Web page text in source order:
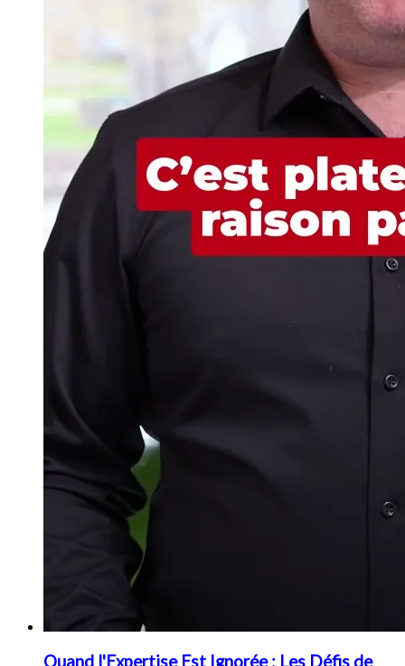
Quand l'Expertise Est Ignorée : Les Défis de